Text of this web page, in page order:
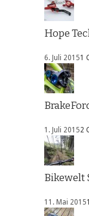
Hope
6. Juli 20151
1. Juli 20152
Bikewelt
11. Mai 2015